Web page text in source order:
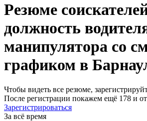
Резюме
должность
манипулятора со
графиком в
Чтобы видеть все резюме,
После регистрации покажем ещё 178 и
Зарегистрироваться
За всё время